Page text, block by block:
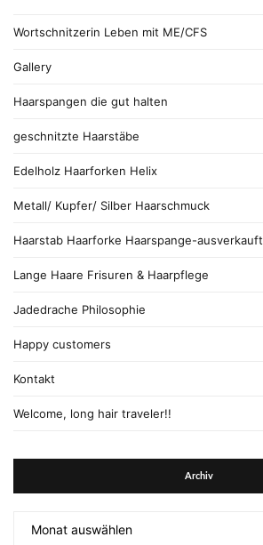
Wortschnitzerin Leben mit ME/CFS
Gallery
Haarspangen die gut halten
geschnitzte Haarstäbe
Edelholz Haarforken Helix
Metall/ Kupfer/ Silber Haarschmuck
Haarstab Haarforke Haarspange-ausverkauft
Lange Haare Frisuren & Haarpflege
Jadedrache Philosophie
Happy customers
Kontakt
Welcome, long hair traveler!!
Archiv